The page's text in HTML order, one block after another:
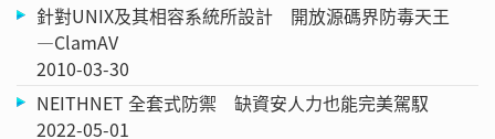
針對UNIX及其相容系統所設計 開放源碼界防毒天王
—ClamAV
2010-03-30
NEITHNET 全套式防禦 缺資安人力也能完美駕馭
2022-05-01